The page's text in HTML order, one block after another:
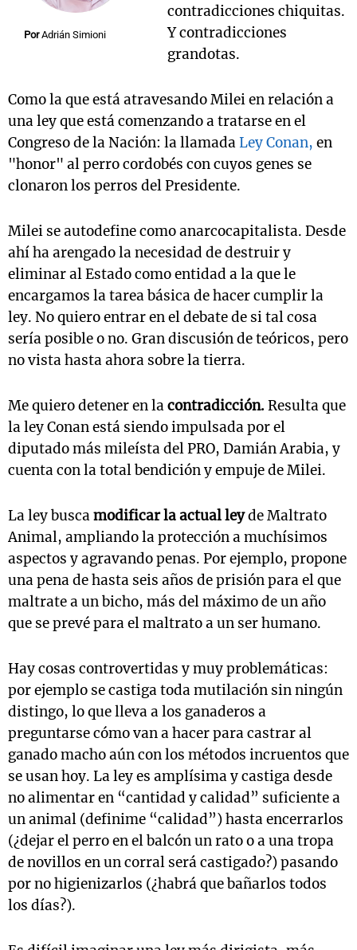
Por Adrián Simioni
contradicciones chiquitas.
Y contradicciones
grandotas.
Como la que está atravesando Milei en relación a
una ley que está comenzando a tratarse en el
Congreso de la Nación: la llamadaLey Conan, en
"honor" al perro cordobés con cuyos genes se
clonaron los perros del Presidente.
Milei se autodefine como anarcocapitalista. Desde
ahí ha arengado la necesidad de destruir y
eliminar al Estado como entidad a la que le
encargamos la tarea básica de hacer cumplir la
ley. No quiero entrar en el debate de si tal cosa
sería posible o no. Gran discusión de teóricos, pero
no vista hasta ahora sobre la tierra.
Me quiero detener en lacontradicción. Resulta que
la ley Conan está siendo impulsada por el
diputado más mileísta del PRO, Damián Arabia, y
cuenta con la total bendición y empuje de Milei.
La ley buscamodificar la actual leyde Maltrato
Animal, ampliando la protección a muchísimos
aspectos y agravando penas. Por ejemplo, propone
una pena de hasta seis años de prisión para el que
maltrate a un bicho, más del máximo de un año
que se prevé para el maltrato a un ser humano.
Hay cosas controvertidas y muy problemáticas:
por ejemplo se castiga toda mutilación sin ningún
distingo, lo que lleva a los ganaderos a
preguntarse cómo van a hacer para castrar al
ganado macho aún con los métodos incruentos que
se usan hoy. La ley es amplísima y castiga desde
no alimentar en “cantidad y calidad” suficiente a
un animal (definime “calidad”) hasta encerrarlos
(¿dejar el perro en el balcón un rato o a una tropa
de novillos en un corral será castigado?) pasando
por no higienizarlos (¿habrá que bañarlos todos
los días?).